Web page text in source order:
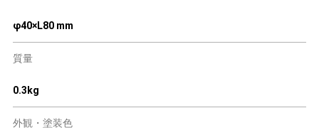
φ40×L80 mm
質量
0.3kg
外観・塗装色